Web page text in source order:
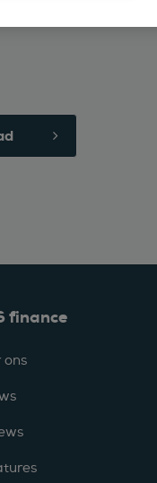
finance
ons